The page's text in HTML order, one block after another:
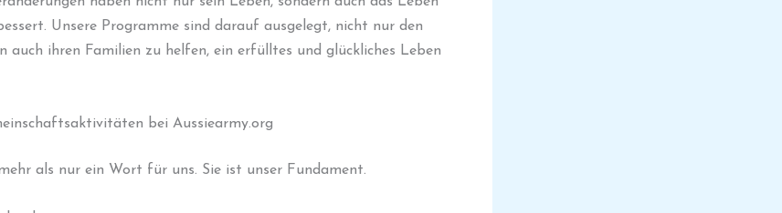
Unsere Programme sind darauf ausgelegt, nicht nur den
auch ihren Familien zu helfen, ein erfülltes und glückliches Leben
bei Aussiearmy.org
als nur ein Wort für uns. Sie ist unser Fundament.